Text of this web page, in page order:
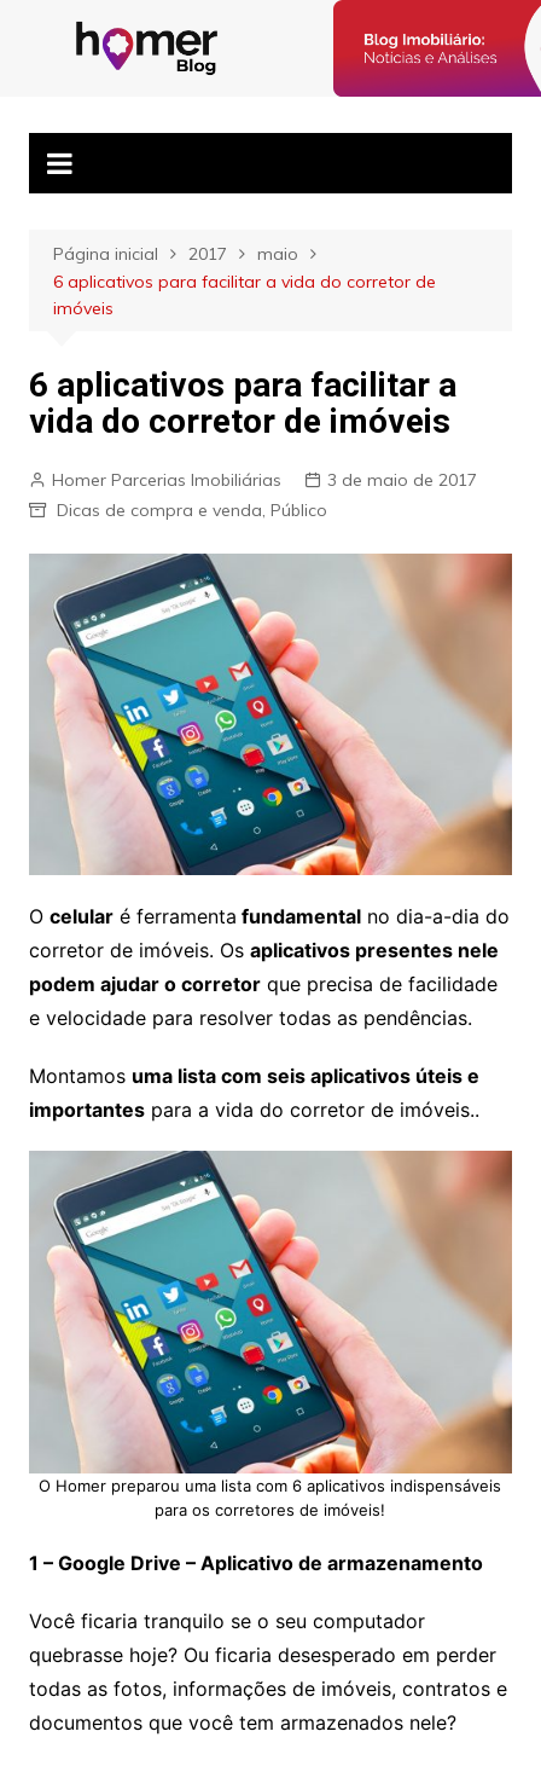
Blog Homer:
Mercado
Imobiliário,
Posts semanais sobre o mercado imobiliário e dicas para
corretores imobiliários encontrarem parceiros e venderem mais.
Página inicial 2017
maio
6 aplicativos para facilitar a vida do corretor de
imóveis
6 aplicativos para facilitar a
vida do corretor de imóveis
Homer Parcerias Imobiliárias
3 de maio de 2017
Dicas de compra e venda, Público
O celularé ferramenta fundamentalno dia-a-dia do
corretor de imóveis. Os aplicativos presentes nele
podem ajudar o corretorque precisa de facilidade
e velocidade para resolver todas as pendências.
Montamos uma lista com seis aplicativos úteis e
importantespara a vida do corretor de imóveis..
O Homer preparou uma lista com 6 aplicativos indispensáveis
para os corretores de imóveis!
1 – Google Drive – Aplicativo de armazenamento
Você ficaria tranquilo se o seu computador
quebrasse hoje? Ou ficaria desesperado em perder
todas as fotos, informações de imóveis, contratos e
documentos que você tem armazenados nele?